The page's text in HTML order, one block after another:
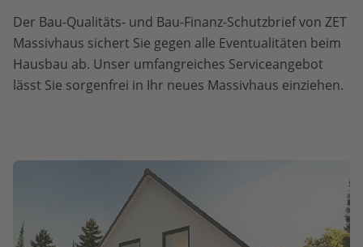
Der Bau-Qualitäts- und Bau-Finanz-Schutzbrief von ZET
Massivhaus sichert Sie gegen alle Eventualitäten beim
Hausbau ab. Unser umfangreiches Serviceangebot
lässt Sie sorgenfrei in Ihr neues Massivhaus einziehen.